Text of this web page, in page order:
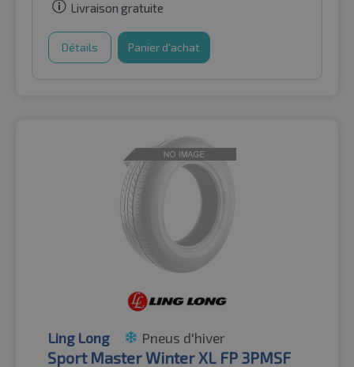
Livraison gratuite
Détails Panier d'achat
Ling Long Pneus d'hiver
Sport Master Winter XL FP 3PMSF